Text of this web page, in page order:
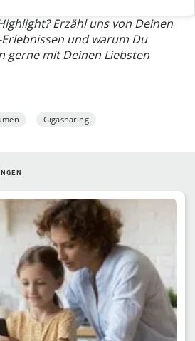
Erzähl uns von Deinen
und warum Du
gerne mit Deinen Liebsten
Gigasharing